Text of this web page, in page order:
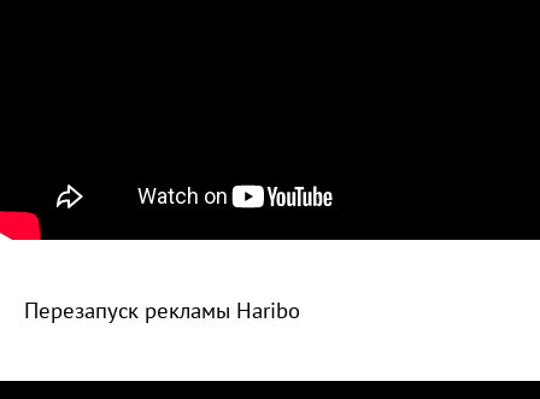
Перезапуск рекламы Haribo